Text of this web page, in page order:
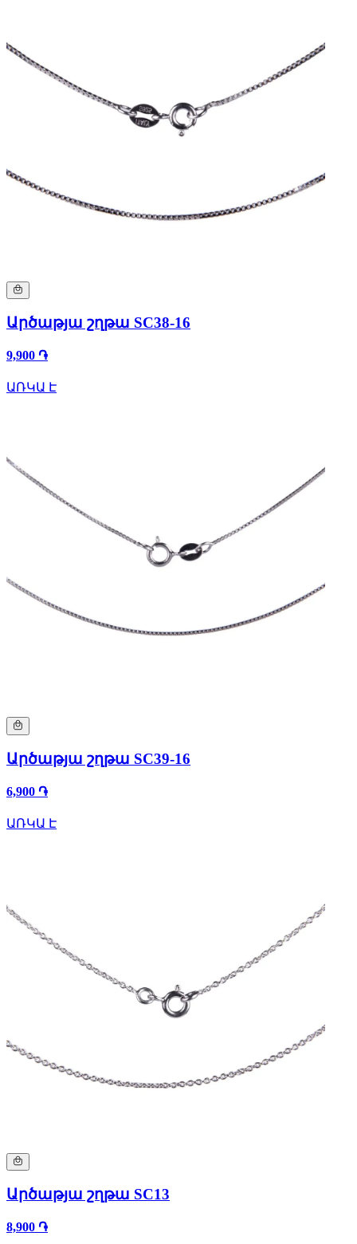
Արծաթյա շղթա SC38-16
9,900 ֏
ԱՌԿԱ Է
Արծաթյա շղթա SC39-16
6,900 ֏
ԱՌԿԱ Է
Արծաթյա շղթա SC13
8,900 ֏